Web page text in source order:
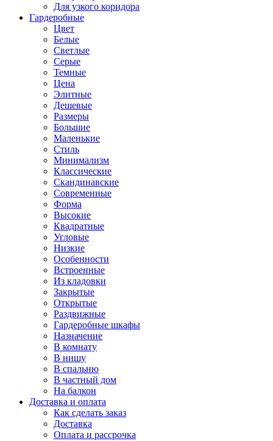
Для узкого коридора
Гардеробные
Цвет
Белые
Светлые
Серые
Темные
Цена
Элитные
Дешевые
Размеры
Большие
Маленькие
Стиль
Минимализм
Классические
Скандинавские
Современные
Форма
Высокие
Квадратные
Угловые
Низкие
Особенности
Встроенные
Из кладовки
Закрытые
Открытые
Раздвижные
Гардеробные шкафы
Назначение
В комнату
В нишу
В спальню
В частный дом
На балкон
Доставка и оплата
Как сделать заказ
Доставка
Оплата и рассрочка